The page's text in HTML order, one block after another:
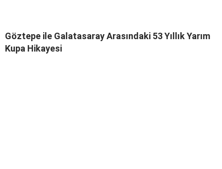
Göztepe ile Galatasaray Arasındaki 53 Yıllık Yarım
Kupa Hikayesi